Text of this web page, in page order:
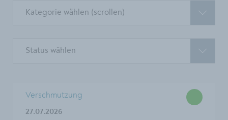
Kategorie wählen (scrollen)
Status wählen
Verschmutzung
27.07.2026